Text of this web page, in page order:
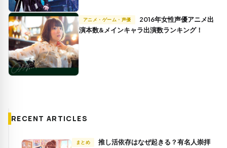
アニメ・ゲーム・声優
演本数&メインキャラ出演数ランキング！
RECENT ARTICLES
まとめ
推し活依存はなぜ起きる？有名人崇拝